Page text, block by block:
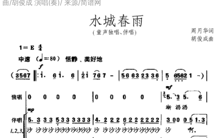
曲/胡俊成 演唱(奏)/ 来源/简谱网